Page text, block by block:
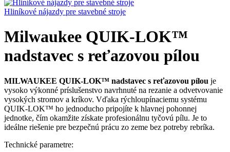
Hliníkové nájazdy pre stavebné stroje
Milwaukee QUIK-LOK™
nadstavec s reťazovou pílou
MILWAUKEE QUIK-LOK™ nadstavec s reťazovou pílou je
vysoko výkonné príslušenstvo navrhnuté na rezanie a odvetvovanie
vysokých stromov a kríkov. Vďaka rýchloupínaciemu systému
QUIK-LOK™ ho jednoducho pripojíte k hlavnej pohonnej
jednotke, čím okamžite získate profesionálnu tyčovú pílu. Je to
ideálne riešenie pre bezpečnú prácu zo zeme bez potreby rebríka.
Technické parametre: